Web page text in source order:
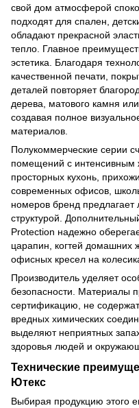
свой дом атмосферой
подходят для спален,
обладают прекрасной
тепло. Главное
эстетика. Благодаря
качественной печати,
деталей повторяет
дерева, матового камня
создавая полное
материалов.
Полукоммерческие серии
помещений с
просторных кухонь,
современных офисов,
номеров бренд
структурой.
Protection надежно
царапин, когтей домашних
офисных кресел на
Производитель уделяет
безопасности. Материалы
сертификацию, не
вредных химических
выделяют неприятных
здоровья людей и
Технические
Ютекс
Выбирая продукцию этого